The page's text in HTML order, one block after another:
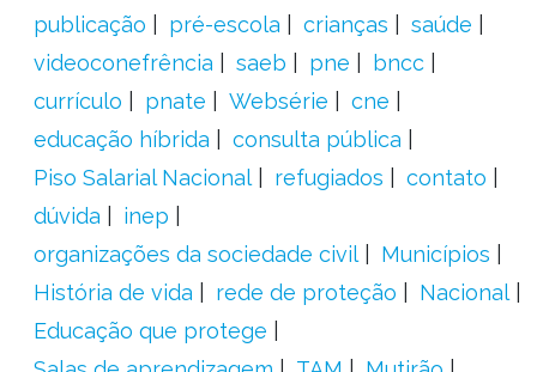
publicação
pré-escola crianças
saúde
videoconefrência
saeb pne
bncc
currículo
pnate Websérie
cne
educação híbrida
consulta pública
Piso Salarial Nacional
refugiados
contato
dúvida
inep
organizações da sociedade civil
Municípios
História de vida
rede de proteção
Nacional
Educação que protege